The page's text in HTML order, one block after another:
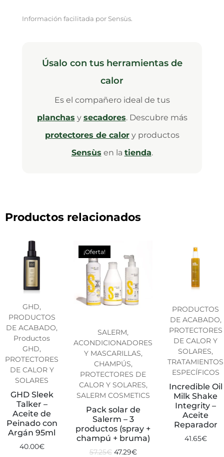
Información facilitada por Sensùs.
Úsalo con tus herramientas de
calor
Es el compañero ideal de tus
planchas y secadores. Descubre más
protectores de calory productos
Sensùs en la tienda.
Productos relacionados
GHD,
PRODUCTOS
DE ACABADO,
Productos
GHD,
PROTECTORES
DE CALOR Y
SOLARES
GHD Sleek
Talker –
Aceite de
Peinado con
Argán 95ml
40.00€
¡Oferta!
SALERM,
ACONDICIONADORES
Y MASCARILLAS,
CHAMPÚS,
PROTECTORES DE
CALOR Y SOLARES,
SALERM COSMETICS
Pack solar de
Salerm – 3
productos (spray +
champú + bruma)
57.25€ 47.29€
PRODUCTOS
DE ACABADO,
PROTECTORES
DE CALOR Y
SOLARES,
TRATAMIENTOS
ESPECÍFICOS
Incredible Oil
Milk Shake
Integrity –
Aceite
Reparador
41.65€